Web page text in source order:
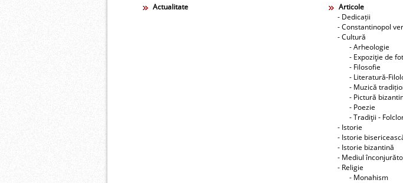
Actualitate
Articole
- Dedicații
- Constantinopol
- Cultură
- Arheologie
- Expoziţie de
- Filosofie
- Literatură-
- Muzică
- Pictură
- Poezie
- Tradiţii -
- Istorie
- Istorie
- Istorie bizantină
- Mediul
- Religie
- Monahism